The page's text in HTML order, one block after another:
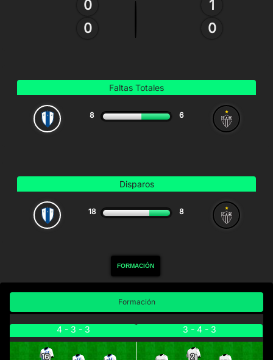
0
0
1
0
Faltas Totales
8 6
Disparos
18 8
FORMACIÓN
Formación
4 - 3 - 3
16
3 - 4 - 3
2